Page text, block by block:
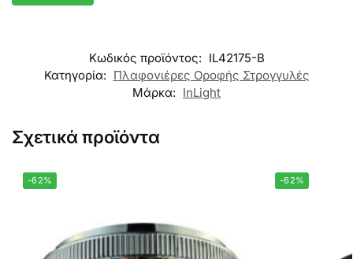
Κωδικός προϊόντος: IL42175-Β
Κατηγορία: Πλαφονιέρες Οροφής Στρογγυλές
Μάρκα: InLight
Σχετικά προϊόντα
-62% -62%